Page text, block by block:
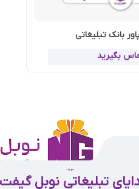
بانک تبلیغاتی
بگیرید
تبلیغاتی نوبل گیفت